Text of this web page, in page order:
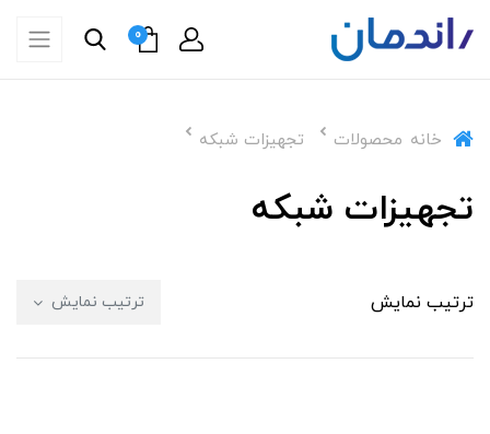
0
خانه محصولات تجهیزات شبکه
تجهیزات شبکه
ترتیب نمایش ترتیب نمایش